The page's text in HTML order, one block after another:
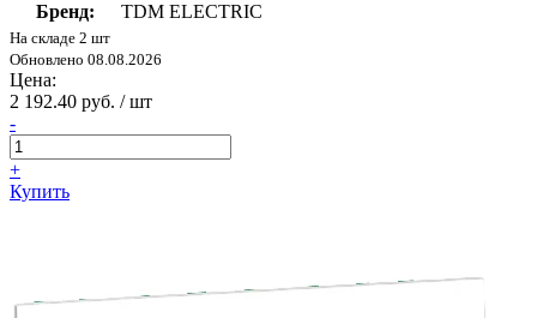
Бренд:
TDM ELECTRIC
На складе 2 шт
Обновлено 08.08.2026
Цена:
2 192.40 руб. / шт
-
+
Купить